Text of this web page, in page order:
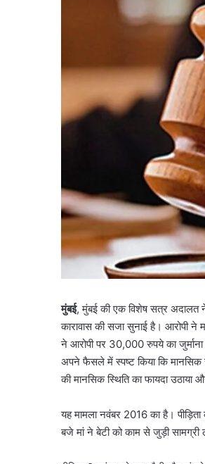
मुंबई, मुंबई की एक विशेष सत्र अदालत
कारावास की सजा सुनाई है। आरोपी
ने आरोपी पर 30,000 रुपये का
अपने फैसले में स्पष्ट किया कि मानसिक
की मानसिक स्थिति का फायदा
यह मामला नवंबर 2016 का है।
बजे मां ने बेटी को काम से जुड़ी सामग्री